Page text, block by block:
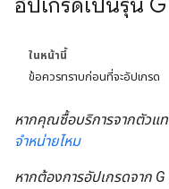
อัปเกรดเป็นรุ่น
ในหน้านี้
ข้อควรทราบก่อนที่จะอัปเกรด
หากคุณซื้อบริการจากตัวแ
จำหน่ายไหม
หากต้องการอัปเกรดจาก